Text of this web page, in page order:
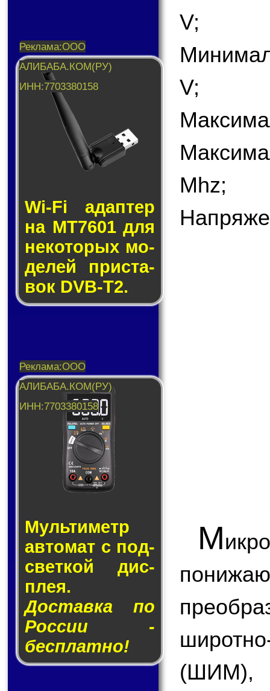
Wi-Fi адап­тер
на MT7601 для
не­ко­то­рых мо­
де­лей прис­та­
вок DVB-T2.
Муль­ти­метр
ав­то­мат с под­
свет­кой дис­
плея.
Доставка по
России -
бесплатно!
V;
V;
Mhz;
М
(ШИМ),